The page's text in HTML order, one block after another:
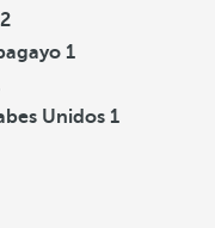
2
1
Unidos 1